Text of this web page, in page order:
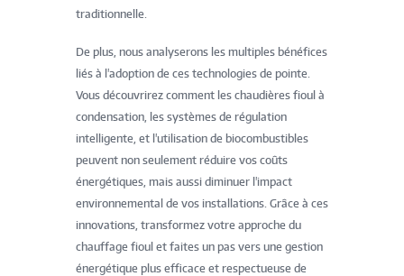
traditionnelle.
De plus, nous analyserons les multiples bénéfices
liés à l'adoption de ces technologies de pointe.
Vous découvrirez comment les chaudières fioul à
condensation, les systèmes de régulation
intelligente, et l'utilisation de biocombustibles
peuvent non seulement réduire vos coûts
énergétiques, mais aussi diminuer l'impact
environnemental de vos installations. Grâce à ces
innovations, transformez votre approche du
chauffage fioul et faites un pas vers une gestion
énergétique plus efficace et respectueuse de